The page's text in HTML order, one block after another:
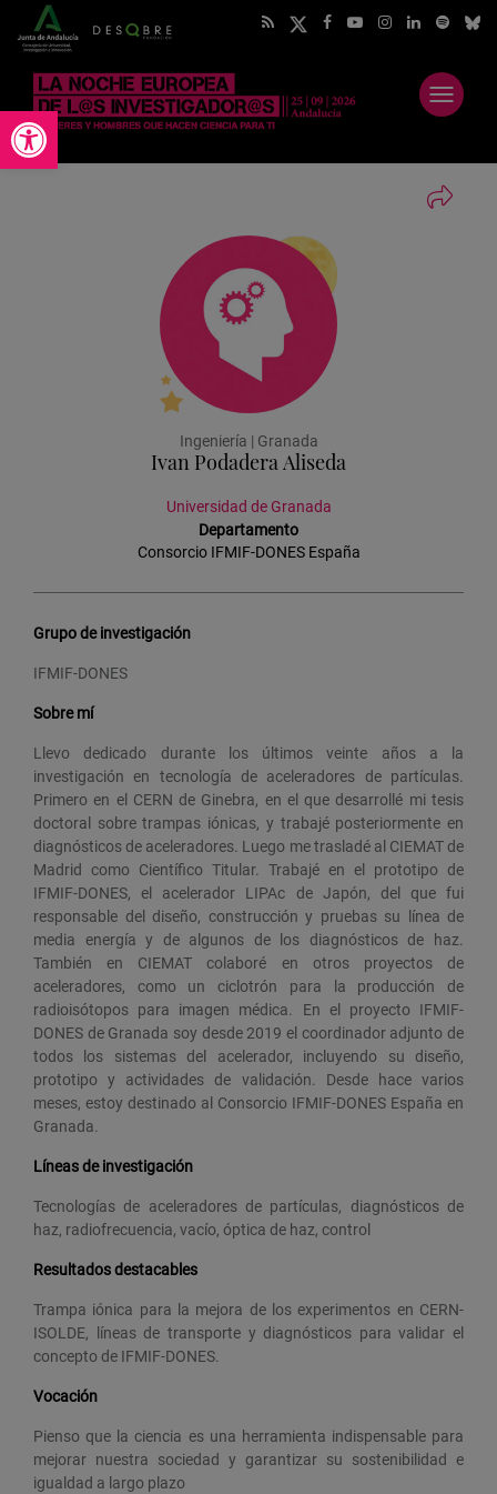
Abrir barra de herramientas
Abrir
menú
Ingeniería | Granada
Ivan Podadera Aliseda
Universidad de Granada
Departamento
Consorcio IFMIF-DONES España
Grupo de investigación
IFMIF-DONES
Sobre mí
Llevo dedicado durante los últimos veinte años a la
investigación en tecnología de aceleradores de partículas.
Primero en el CERN de Ginebra, en el que desarrollé mi tesis
doctoral sobre trampas iónicas, y trabajé posteriormente en
diagnósticos de aceleradores. Luego me trasladé al CIEMAT de
Madrid como Científico Titular. Trabajé en el prototipo de
IFMIF-DONES, el acelerador LIPAc de Japón, del que fui
responsable del diseño, construcción y pruebas su línea de
media energía y de algunos de los diagnósticos de haz.
También en CIEMAT colaboré en otros proyectos de
aceleradores, como un ciclotrón para la producción de
radioisótopos para imagen médica. En el proyecto IFMIF-
DONES de Granada soy desde 2019 el coordinador adjunto de
todos los sistemas del acelerador, incluyendo su diseño,
prototipo y actividades de validación. Desde hace varios
meses, estoy destinado al Consorcio IFMIF-DONES España en
Granada.
Líneas de investigación
Tecnologías de aceleradores de partículas, diagnósticos de
haz, radiofrecuencia, vacío, óptica de haz, control
Resultados destacables
Trampa iónica para la mejora de los experimentos en CERN-
ISOLDE, líneas de transporte y diagnósticos para validar el
concepto de IFMIF-DONES.
Vocación
Pienso que la ciencia es una herramienta indispensable para
mejorar nuestra sociedad y garantizar su sostenibilidad e
igualdad a largo plazo